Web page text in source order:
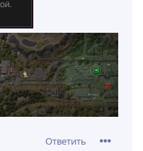
Ответить